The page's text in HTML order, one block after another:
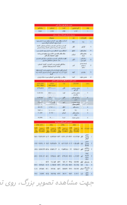
جهت مشاهده تصویر بزرگ، روی